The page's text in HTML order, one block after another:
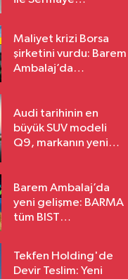
Maliyet krizi Borsa
şirketini vurdu: Barem
Ambalaj’da
Audi tarihinin en
büyük SUV modeli
Q9, markanın yeni
Barem Ambalaj’da
yeni gelişme: BARMA
tüm BIST
Tekfen Holding'de
Devir Teslim: Yeni